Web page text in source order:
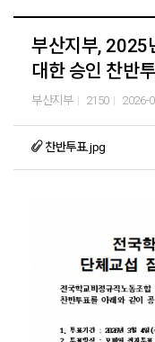
부산지부, 2025
대한 승인 찬반
부산지부 2150 2026-
찬반투표.jpg